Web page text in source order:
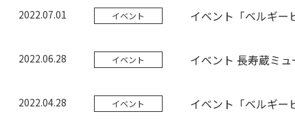
2022.07.01 イベント イベント「ベルギー
2022.06.28 イベント イベント 長寿蔵ミュ
2022.04.28 イベント イベント「ベルギー